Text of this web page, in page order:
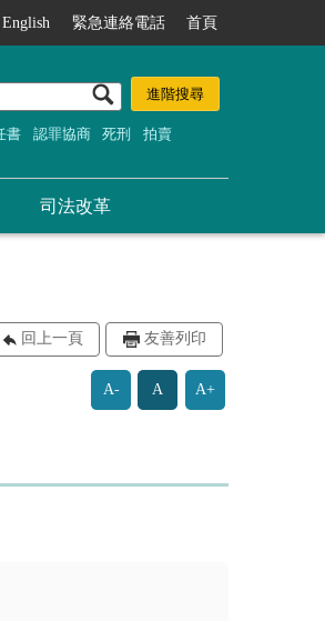
English 緊急連絡電話 首頁
書 認罪協商 死刑 拍賣
司法改革
回上一頁 友善列印
A- A A+